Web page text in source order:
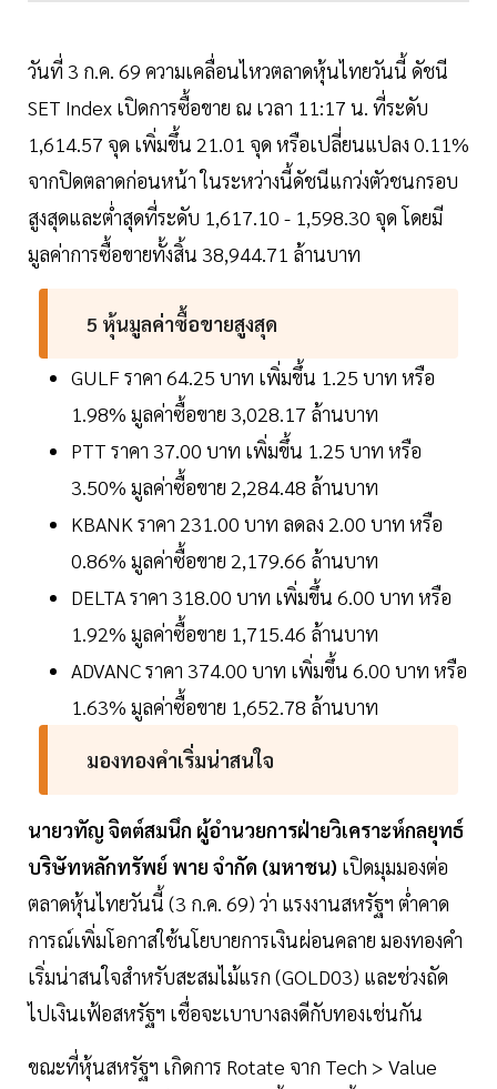
วันที่ 3 ก.ค. 69 ความเคลื่อนไหวตลาดหุ้นไทยวันนี้ ดัชนี
SET Index เปิดการซื้อขาย ณ เวลา 11:17 น. ที่ระดับ
1,614.57 จุด เพิ่มขึ้น 21.01 จุด หรือเปลี่ยนแปลง 0.11%
จากปิดตลาดก่อนหน้า ในระหว่างนี้ดัชนีแกว่งตัวชนกรอบ
สูงสุดและต่ำสุดที่ระดับ 1,617.10 - 1,598.30 จุด โดยมี
มูลค่าการซื้อขายทั้งสิ้น 38,944.71 ล้านบาท
5 หุ้นมูลค่าซื้อขายสูงสุด
GULF ราคา 64.25 บาท เพิ่มขึ้น 1.25 บาท หรือ
1.98% มูลค่าซื้อขาย 3,028.17 ล้านบาท
PTT ราคา 37.00 บาท เพิ่มขึ้น 1.25 บาท หรือ
3.50% มูลค่าซื้อขาย 2,284.48 ล้านบาท
KBANK ราคา 231.00 บาท ลดลง 2.00 บาท หรือ
0.86% มูลค่าซื้อขาย 2,179.66 ล้านบาท
DELTA ราคา 318.00 บาท เพิ่มขึ้น 6.00 บาท หรือ
1.92% มูลค่าซื้อขาย 1,715.46 ล้านบาท
ADVANC ราคา 374.00 บาท เพิ่มขึ้น 6.00 บาท หรือ
1.63% มูลค่าซื้อขาย 1,652.78 ล้านบาท
มองทองคำเริ่มน่าสนใจ
นายวทัญ จิตต์สมนึก ผู้อำนวยการฝ่ายวิเคราะห์กลยุทธ์
บริษัทหลักทรัพย์ พาย จำกัด (มหาชน) เปิดมุมมองต่อ
ตลาดหุ้นไทยวันนี้ (3 ก.ค. 69) ว่า แรงงานสหรัฐฯ ต่ำคาด
การณ์เพิ่มโอกาสใช้นโยบายการเงินผ่อนคลาย มองทองคำ
เริ่มน่าสนใจสำหรับสะสมไม้แรก (GOLD03) และช่วงถัด
ไปเงินเฟ้อสหรัฐฯ เชื่อจะเบาบางลงดีกับทองเช่นกัน
ขณะที่หุ้นสหรัฐฯ เกิดการ Rotate จาก Tech > Value